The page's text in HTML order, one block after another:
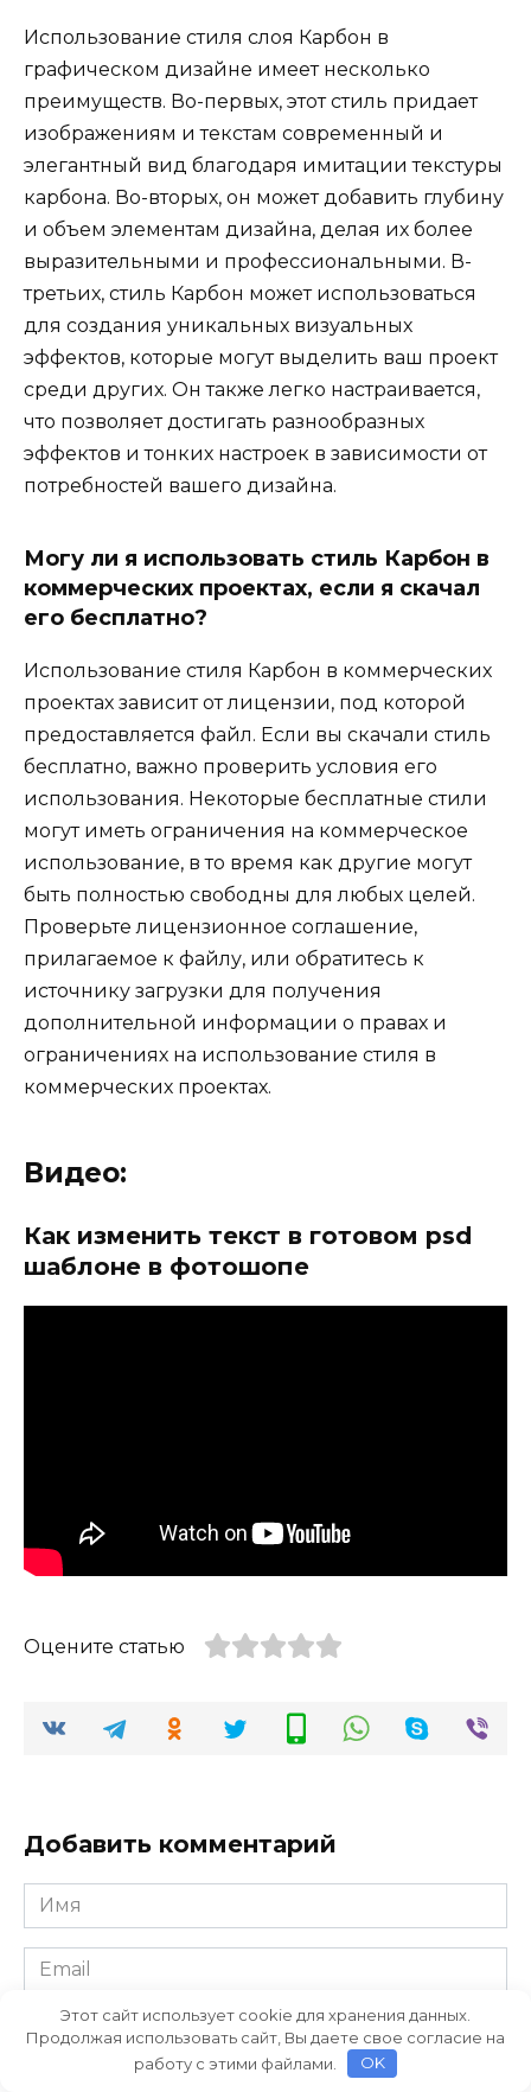
Использование стиля слоя Карбон в
графическом дизайне имеет несколько
преимуществ. Во-первых, этот стиль придает
изображениям и текстам современный и
элегантный вид благодаря имитации текстуры
карбона. Во-вторых, он может добавить глубину
и объем элементам дизайна, делая их более
выразительными и профессиональными. В-
третьих, стиль Карбон может использоваться
для создания уникальных визуальных
эффектов, которые могут выделить ваш проект
среди других. Он также легко настраивается,
что позволяет достигать разнообразных
эффектов и тонких настроек в зависимости от
потребностей вашего дизайна.
Могу ли я использовать стиль Карбон в
коммерческих проектах, если я скачал
его бесплатно?
Использование стиля Карбон в коммерческих
проектах зависит от лицензии, под которой
предоставляется файл. Если вы скачали стиль
бесплатно, важно проверить условия его
использования. Некоторые бесплатные стили
могут иметь ограничения на коммерческое
использование, в то время как другие могут
быть полностью свободны для любых целей.
Проверьте лицензионное соглашение,
прилагаемое к файлу, или обратитесь к
источнику загрузки для получения
дополнительной информации о правах и
ограничениях на использование стиля в
коммерческих проектах.
Видео:
Как изменить текст в готовом psd
шаблоне в фотошопе
Оцените статью
Добавить комментарий
Имя
*
Email
*
Комментарий
Этот сайт использует cookie для хранения данных.
Продолжая использовать сайт, Вы даете свое согласие на
работу с этими файлами.
OK